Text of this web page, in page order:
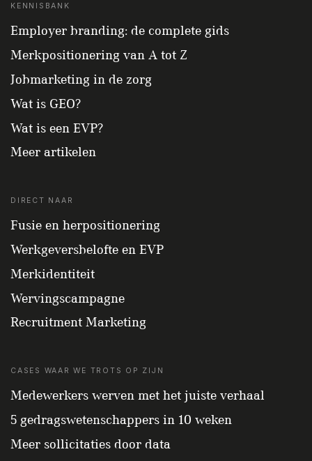
KENNISBANK
Employer branding: de complete gids
Merkpositionering van A tot Z
Jobmarketing in de zorg
Wat is GEO?
Wat is een EVP?
Meer artikelen
DIRECT NAAR
Fusie en herpositionering
Werkgeversbelofte en EVP
Merkidentiteit
Wervingscampagne
Recruitment Marketing
CASES WAAR WE TROTS OP ZIJN
Medewerkers werven met het juiste verhaal
5 gedragswetenschappers in 10 weken
Meer sollicitaties door data